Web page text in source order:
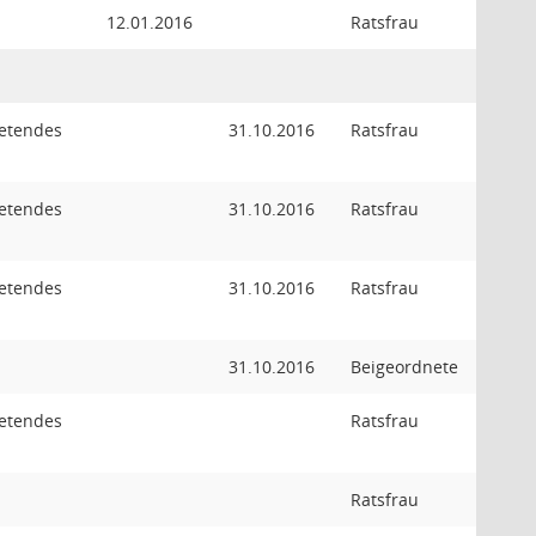
12.01.2016 Ratsfrau
31.10.2016 Ratsfrau
31.10.2016 Ratsfrau
31.10.2016 Ratsfrau
31.10.2016 Beigeordnete
Ratsfrau
Ratsfrau